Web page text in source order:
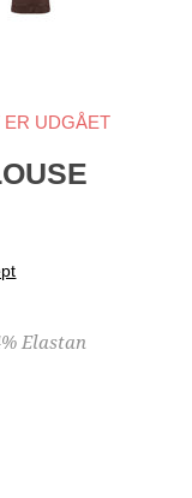
ER UDGÅET
Elastan